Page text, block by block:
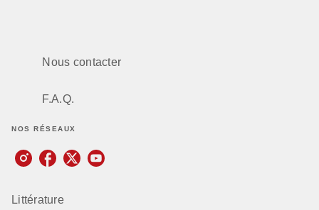
Nous contacter
F.A.Q.
NOS RÉSEAUX
Littérature